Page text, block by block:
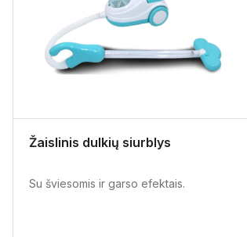
Žaislinis dulkių siurblys
Su šviesomis ir garso efektais.